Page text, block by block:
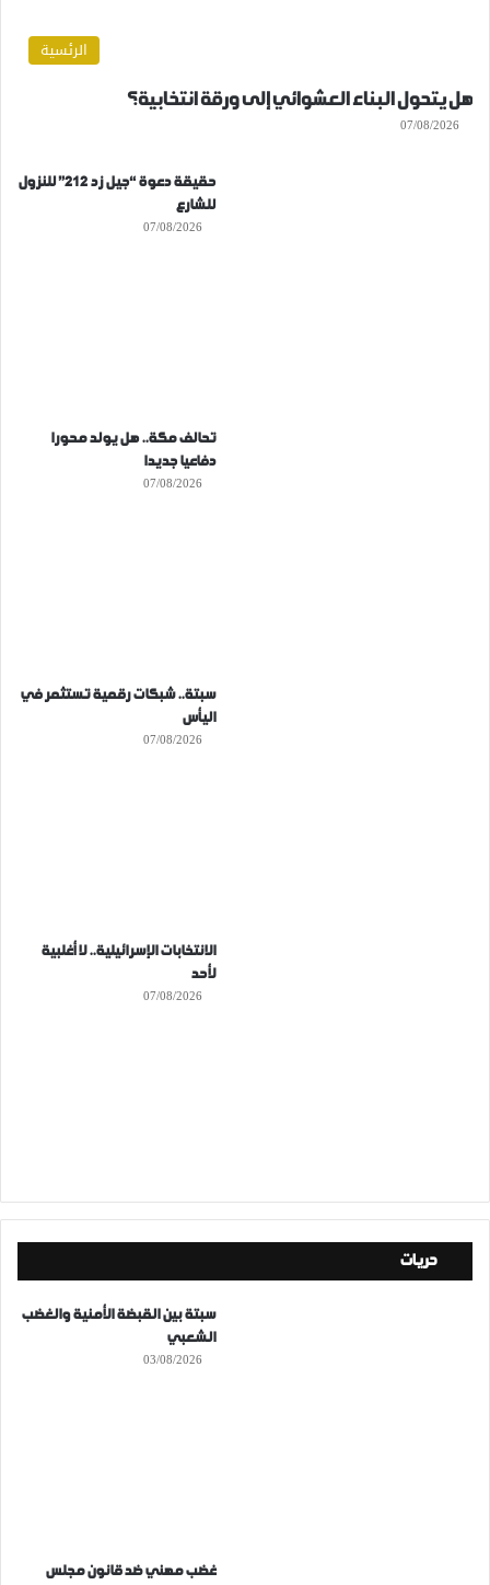
الرئسية
هل يتحول البناء العشوائي إلى ورقة انتخابية؟
07/08/2026
حقيقة دعوة “جيل زد 212” للنزول
للشارع
07/08/2026
تحالف مكة.. هل يولد محورا
دفاعيا جديدا
07/08/2026
سبتة.. شبكات رقمية تستثمر في
اليأس
07/08/2026
الانتخابات الإسرائيلية.. لا أغلبية
لأحد
07/08/2026
حريات
سبتة بين القبضة الأمنية والغضب
الشعبي
03/08/2026
غضب مهني ضد قانون مجلس